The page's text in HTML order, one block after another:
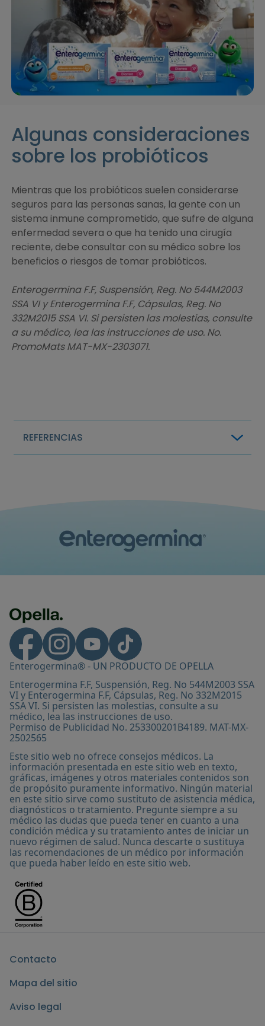
Algunas consideraciones
sobre los probióticos
Mientras que los probióticos suelen considerarse
seguros para las personas sanas, la gente con un
sistema inmune comprometido, que sufre de alguna
enfermedad severa o que ha tenido una cirugía
reciente, debe consultar con su médico sobre los
beneficios o riesgos de tomar probióticos.
Enterogermina F.F, Suspensión, Reg. No 544M2003
SSA VI y Enterogermina F.F, Cápsulas, Reg. No
332M2015 SSA VI. Si persisten las molestias, consulte
a su médico, lea las instrucciones de uso. No.
PromoMats MAT-MX-2303071.
REFERENCIAS
obiotics-DatosEnEspanol/#h6
Enterogermina®suspensión. Proyecto
Marbete. Reg. No. 544M2003 SSA VI.
Enterogermina®cápsulas 2 billones UFC.
VI.
When’s the Best Time to Take Probiotics?
Consultado y disponible en:
https://www.healthline.com/nutritio
n/best-time-to-take-
probiotics#types
Do you need probiotics? It depends.
https://www.novanthealth.org/healthy-
headlines/do-you-need-probiotics
Enterogermina® - UN PRODUCTO DE OPELLA
Enterogermina F.F, Suspensión, Reg. No 544M2003 SSA
VI y Enterogermina F.F, Cápsulas, Reg. No 332M2015
SSA VI. Si persisten las molestias, consulte a su
médico, lea las instrucciones de uso.
Permiso de Publicidad No. 253300201B4189. MAT-MX-
2502565
Este sitio web no ofrece consejos médicos. La
información presentada en este sitio web en texto,
gráficas, imágenes y otros materiales contenidos son
de propósito puramente informativo. Ningún material
en este sitio sirve como sustituto de asistencia médica,
diagnósticos o tratamiento. Pregunte siempre a su
médico las dudas que pueda tener en cuanto a una
condición médica y su tratamiento antes de iniciar un
nuevo régimen de salud. Nunca descarte o sustituya
las recomendaciones de un médico por información
que pueda haber leído en este sitio web.
Contacto
Mapa del sitio
Aviso legal